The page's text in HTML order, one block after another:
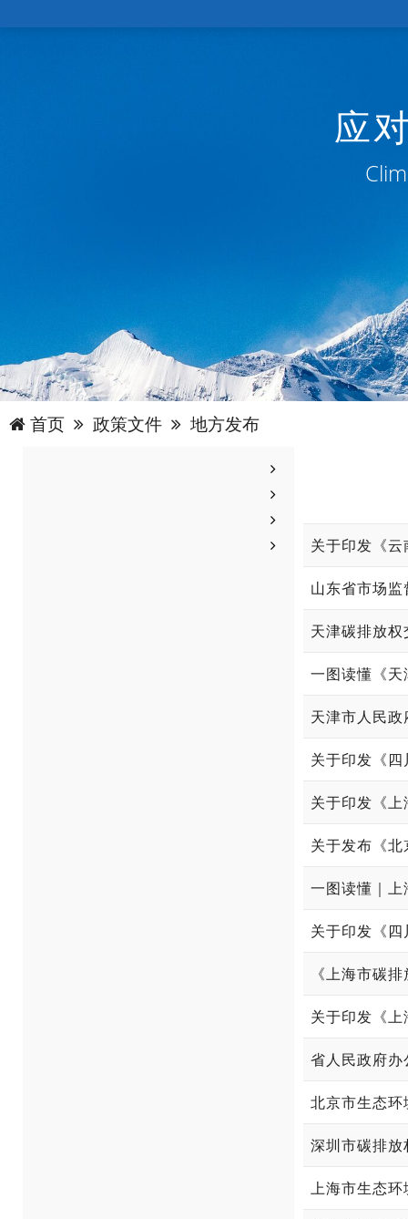
应
首页 政策文件 地方发布
关于印发《
天津碳排放
一图读懂《
天津市人民
关于印发《
关于印发《
关于发布《
一图读懂｜
关于印发《
《上海市碳
省人民政府
北京市生态
深圳市碳排
上海市生态